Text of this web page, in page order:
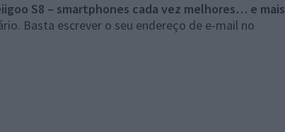
S8 – smartphones cada vez melhores… e mais
Basta escrever o seu endereço de e-mail no